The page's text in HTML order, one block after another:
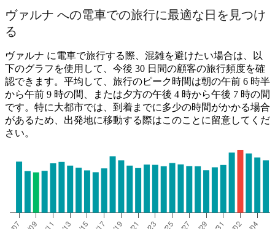
ヴァルナ への電車での旅行に最適な日を見つけ
る
ヴァルナ に電車で旅行する際、混雑を避けたい場合は、以
下のグラフを使用して、今後 30 日間の顧客の旅行頻度を確
認できます。平均して、旅行のピーク時間は朝の午前 6 時半
から午前 9 時の間、または夕方の午後 4 時から午後 7 時の間
です。特に大都市では、到着までに多少の時間がかかる場合
があるため、出発地に移動する際はこのことに留意してくだ
さい。